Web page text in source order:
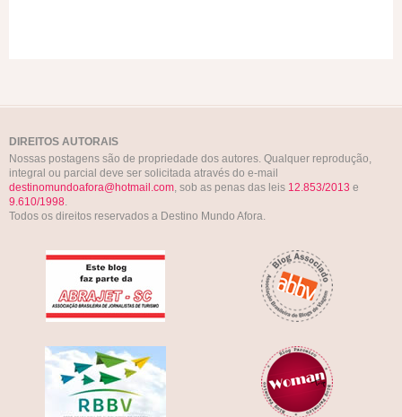
DIREITOS AUTORAIS
Nossas postagens são de propriedade dos autores. Qualquer reprodução,
integral ou parcial deve ser solicitada através do e-mail
destinomundoafora@hotmail.com, sob as penas das leis 12.853/2013 e
9.610/1998.
Todos os direitos reservados a Destino Mundo Afora.